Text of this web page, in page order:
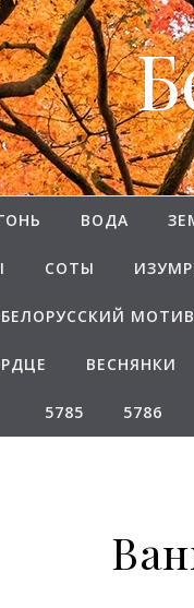
ВОДА
СОТЫ
БЕЛОРУССКИЙ МОТИВ
ВЕСНЯНКИ
5785 5786